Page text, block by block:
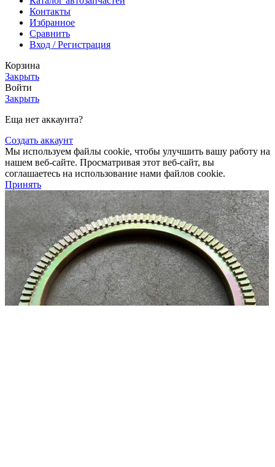
Контакты
Избранное
Сравнить
Вход / Регистрация
Корзина
Закрыть
Войти
Закрыть
Еща нет аккаунта?
Создать аккаунт
Мы используем файлы cookie, чтобы улучшить вашу работу на
нашем веб-сайте. Просматривая этот веб-сайт, вы
соглашаетесь на использование нами файлов cookie.
Принять